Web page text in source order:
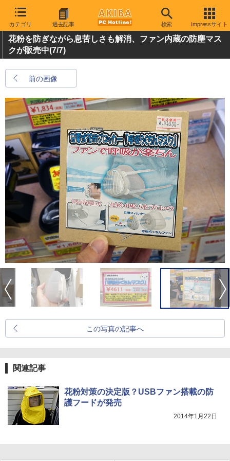
カテゴリ 過去記事 検索 Impressサイト
花粉を防ぎながら息苦しさも解消、ファン内蔵の防塵マス
クが販売中(7/7)
前の画像
この写真の記事へ
関連記事
花粉対策の決定版？USBファン搭載の防
護フードが発売
2014年1月22日